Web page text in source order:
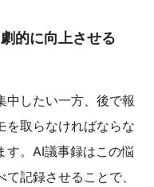
的に向上させる
中したい一方、後で報
を取らなければならな
す。AI議事録はこの悩
記録させることで、